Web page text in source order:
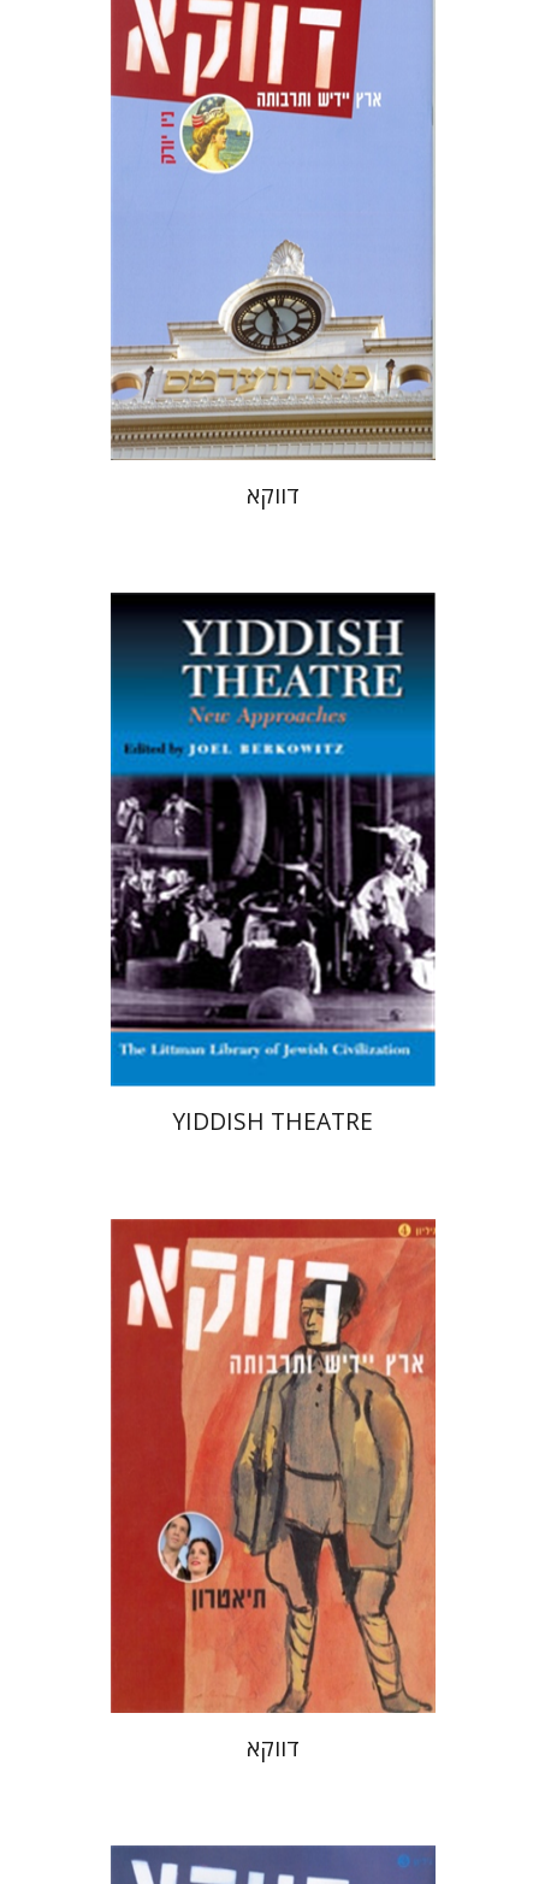
חנה עמית בני מר
הנחת אתר ספר מודפס
$14
$13
דווקא
Joel Berkowitz
הנחת אתר ספר מודפס
$44
$40
YIDDISH THEATRE
בני מר חנה עמית
הנחת אתר ספר מודפס
$11
דווקא